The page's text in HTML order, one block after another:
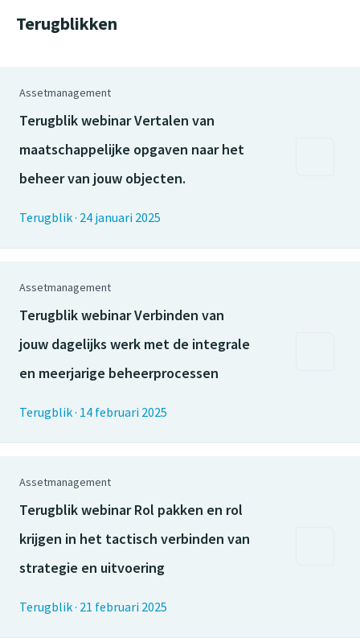
Terugblikken
Assetmanagement
Terugblik webinar Vertalen van
maatschappelijke opgaven naar het
beheer van jouw objecten.
Terugblik· 24 januari 2025
Assetmanagement
Terugblik webinar Verbinden van
jouw dagelijks werk met de integrale
en meerjarige beheerprocessen
Terugblik· 14 februari 2025
Assetmanagement
Terugblik webinar Rol pakken en rol
krijgen in het tactisch verbinden van
strategie en uitvoering
Terugblik· 21 februari 2025